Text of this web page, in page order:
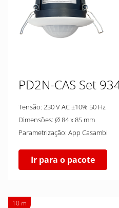
PD2N-CAS Set
Tensão: 230 V AC ±10% 50 Hz
Dimensões: Ø 84 x 85 mm
Parametrização: App Casambi
Ir para o pacote
10 m